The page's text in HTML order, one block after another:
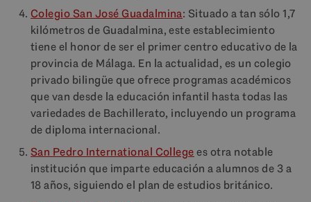
Colegio San José Guadalmina: Situado a tan sólo 1,7
kilómetros de Guadalmina, este establecimiento
tiene el honor de ser el primer centro educativo de la
provincia de Málaga. En la actualidad, es un colegio
privado bilingüe que ofrece programas académicos
que van desde la educación infantil hasta todas las
variedades de Bachillerato, incluyendo un programa
de diploma internacional.
San Pedro International Collegees otra notable
institución que imparte educación a alumnos de 3 a
18 años, siguiendo el plan de estudios británico.